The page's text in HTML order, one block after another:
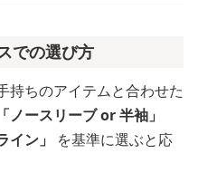
での選び方
持ちのアイテムと合わせた
「ノースリーブ or 半袖」
イン」
を基準に選ぶと応